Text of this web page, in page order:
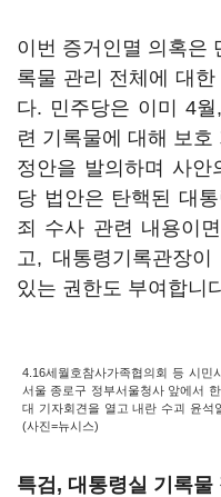
이번 증거인멸 의혹은
록물 관리 전체에 대
다. 민주당은 이미 4
련 기록물에 대해 보호
정안을 발의하며 사안
당 법안은 탄핵된 대
죄 수사 관련 내용이
고, 대통령기록관장
있는 권한도 부여합니
4.16세월호참사가족협의회 등 시민
서울 종로구 정부서울청사 앞에서
대 기자회견을 열고 내란 수괴 윤석
(사진=뉴시스)
특검, 대통령실 기록물